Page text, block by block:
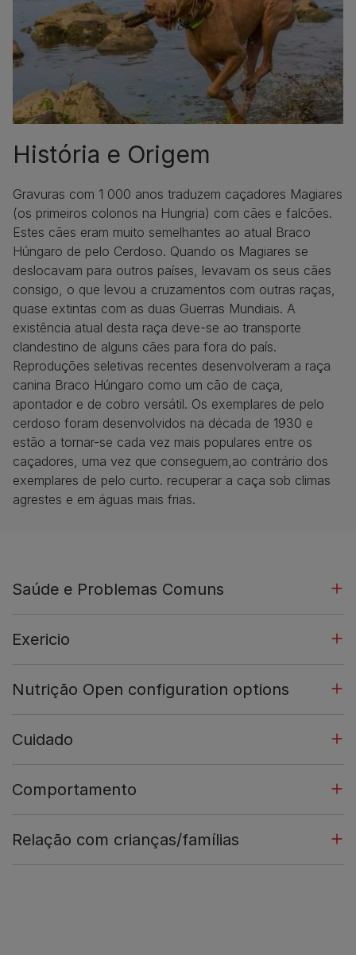
História e Origem
Gravuras com 1 000 anos traduzem caçadores Magiares
(os primeiros colonos na Hungria) com cães e falcões.
Estes cães eram muito semelhantes ao atual Braco
Húngaro de pelo Cerdoso. Quando os Magiares se
deslocavam para outros países, levavam os seus cães
consigo, o que levou a cruzamentos com outras raças,
quase extintas com as duas Guerras Mundiais. A
existência atual desta raça deve-se ao transporte
clandestino de alguns cães para fora do país.
Reproduções seletivas recentes desenvolveram a raça
canina Braco Húngaro como um cão de caça,
apontador e de cobro versátil. Os exemplares de pelo
cerdoso foram desenvolvidos na década de 1930 e
estão a tornar-se cada vez mais populares entre os
caçadores, uma vez que conseguem,ao contrário dos
exemplares de pelo curto. recuperar a caça sob climas
agrestes e em águas mais frias.
Saúde e Problemas Comuns
Exericio
Nutrição Open configuration options
Cuidado
Comportamento
Relação com crianças/famílias